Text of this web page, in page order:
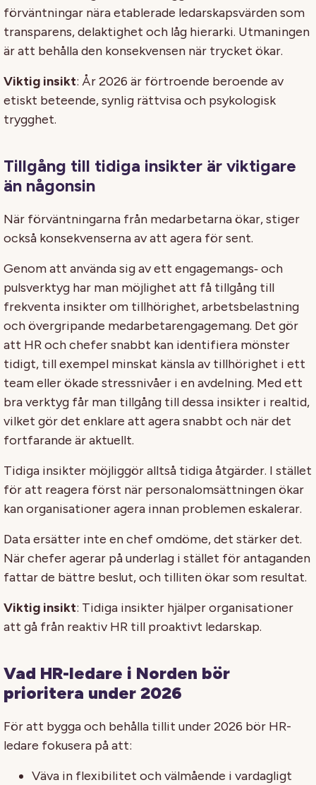
förväntningar nära etablerade ledarskapsvärden som
transparens, delaktighet och låg hierarki. Utmaningen
är att behålla den konsekvensen när trycket ökar.
Viktig insikt: År 2026 är förtroende beroende av
etiskt beteende, synlig rättvisa och psykologisk
trygghet.
Tillgång till tidiga insikter är viktigare
än någonsin
När förväntningarna från medarbetarna ökar, stiger
också konsekvenserna av att agera för sent.
Genom att använda sig av ett engagemangs‑ och
pulsverktyg har man möjlighet att få tillgång till
frekventa insikter om tillhörighet, arbetsbelastning
och övergripande medarbetarengagemang. Det gör
att HR och chefer snabbt kan identifiera mönster
tidigt, till exempel minskat känsla av tillhörighet i ett
team eller ökade stressnivåer i en avdelning. Med ett
bra verktyg får man tillgång till dessa insikter i realtid,
vilket gör det enklare att agera snabbt och när det
fortfarande är aktuellt.
Tidiga insikter möjliggör alltså tidiga åtgärder. I stället
för att reagera först när personalomsättningen ökar
kan organisationer agera innan problemen eskalerar.
Data ersätter inte en chef omdöme, det stärker det.
När chefer agerar på underlag i stället för antaganden
fattar de bättre beslut, och tilliten ökar som resultat.
Viktig insikt: Tidiga insikter hjälper organisationer
att gå från reaktiv HR till proaktivt ledarskap.
Vad HR-ledare i Norden bör
prioritera under 2026
För att bygga och behålla tillit under 2026 bör HR-
ledare fokusera på att:
Väva in flexibilitet och välmående i vardagligt